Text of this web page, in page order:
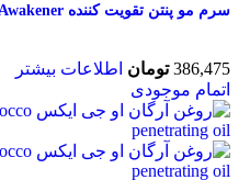
سرم مو پنتن تقویت کننده Pantene Pro-V Miracles Roots Awakener
386,475 تومان اطلاعات بیشتر
اتمام موجودی